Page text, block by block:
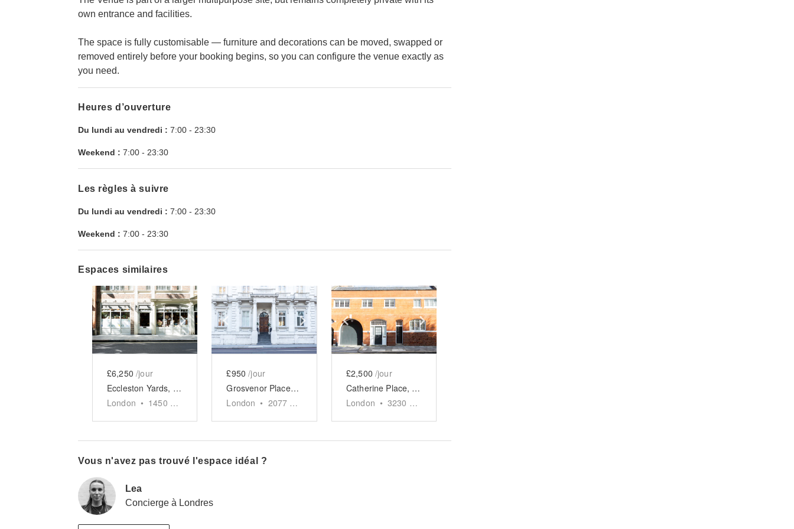
own entrance and facilities.
The space is fully customisable — furniture and decorations can be moved, swapped or
removed entirely before your booking begins, so you can configure the venue exactly as
you need.
Heures d’ouverture
Du lundi au vendredi : 7:00 - 23:30
Weekend : 7:00 - 23:30
Les règles à suivre
Du lundi au vendredi : 7:00 - 23:30
Weekend : 7:00 - 23:30
Espaces similaires
Show previous slideShow next slide
£6,250 /jour
Eccleston Yards, Belgravia - The Studio
London • 1450
Show previous slideShow next slide
£950 /jour
Grosvenor Place, Mayfair - The Embassy Event Space
London • 2077
Show previous slideShow next slide
£2,500 /jour
Catherine Place, London - The Red Brick Event Space
London • 3230
Vous n'avez pas trouvé l'espace idéal ?
Lea
Concierge à Londres